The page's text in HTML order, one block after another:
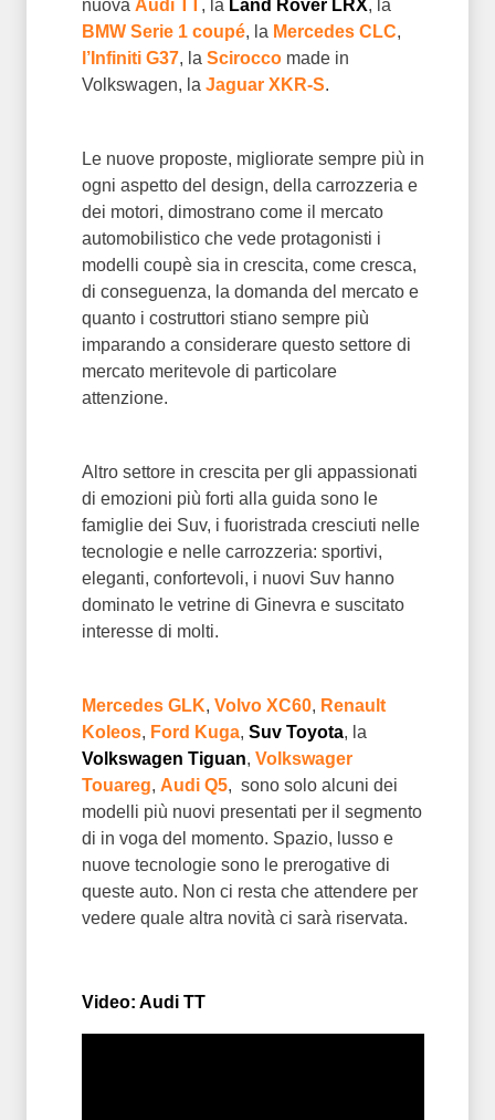
nuova Audi TT, la Land Rover LRX, la
BMW Serie 1 coupé, la Mercedes CLC,
l’Infiniti G37, la Scirocco made in
Volkswagen, la Jaguar XKR-S.
Le nuove proposte, migliorate sempre più in
ogni aspetto del design, della carrozzeria e
dei motori, dimostrano come il mercato
automobilistico che vede protagonisti i
modelli coupè sia in crescita, come cresca,
di conseguenza, la domanda del mercato e
quanto i costruttori stiano sempre più
imparando a considerare questo settore di
mercato meritevole di particolare
attenzione.
Altro settore in crescita per gli appassionati
di emozioni più forti alla guida sono le
famiglie dei Suv, i fuoristrada cresciuti nelle
tecnologie e nelle carrozzeria: sportivi,
eleganti, confortevoli, i nuovi Suv hanno
dominato le vetrine di Ginevra e suscitato
interesse di molti.
Mercedes GLK, Volvo XC60, Renault
Koleos, Ford Kuga, Suv Toyota, la
Volkswagen Tiguan, Volkswager
Touareg, Audi Q5, sono solo alcuni dei
modelli più nuovi presentati per il segmento
di in voga del momento. Spazio, lusso e
nuove tecnologie sono le prerogative di
queste auto. Non ci resta che attendere per
vedere quale altra novità ci sarà riservata.
Video: Audi TT